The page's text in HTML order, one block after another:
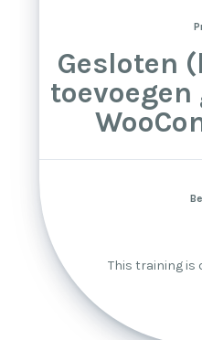
Gesloten
This training is